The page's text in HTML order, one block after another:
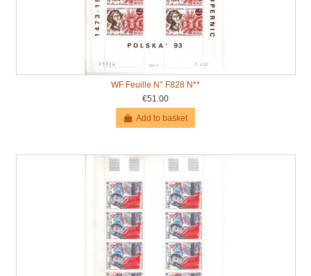
WF Feuille N° F828 N**
€51.00
Add to basket